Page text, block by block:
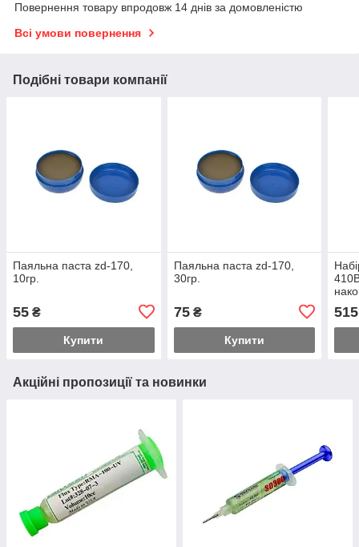
Повернення товару впродовж 14 днів за домовленістю
Всі умови повернення
Подібні товари компанії
Паяльна паста zd-170,
10гр.
55 ₴
Купити
Паяльна паста zd-170,
30гр.
75₴
Купити
515
Акційні пропозиції та новинки